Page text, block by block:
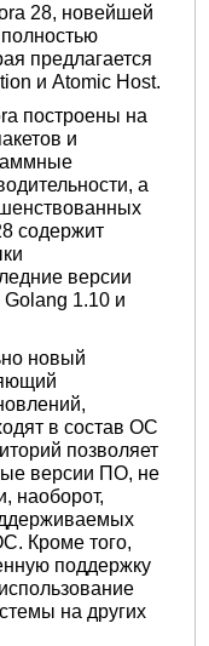
28, новейшей
предлагается
и Atomic Host.
построены на
и
а
содержит
версии
1.10 и
новый
в состав ОС
позволяет
версии ПО, не
наоборот,
Кроме того,
поддержку
на других